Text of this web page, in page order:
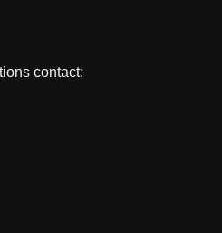
contact: